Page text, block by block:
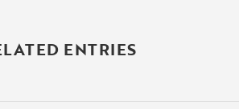
ENTRIES